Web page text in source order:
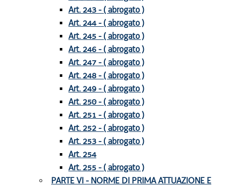
Art. 243 - ( abrogato )
Art. 244 - ( abrogato )
Art. 245 - ( abrogato )
Art. 246 - ( abrogato )
Art. 247 - ( abrogato )
Art. 248 - ( abrogato )
Art. 249 - ( abrogato )
Art. 250 - ( abrogato )
Art. 251 - ( abrogato )
Art. 252 - ( abrogato )
Art. 253 - ( abrogato )
Art. 254
Art. 255 - ( abrogato )
PARTE VI - NORME DI PRIMA ATTUAZIONE E